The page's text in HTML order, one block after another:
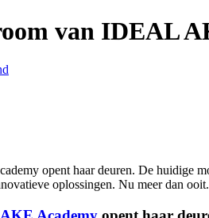
van IDEAL
opent haar deuren. De huidige
oplossingen. Nu meer dan ooit.